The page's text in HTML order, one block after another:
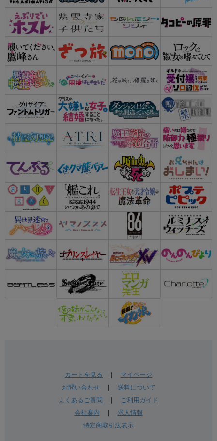
カートを見る
マイページ
お問い合わせ| 送料について
よくあるご質問
ご利用ガイド
会社案内
求人情報
特定商取引法表示